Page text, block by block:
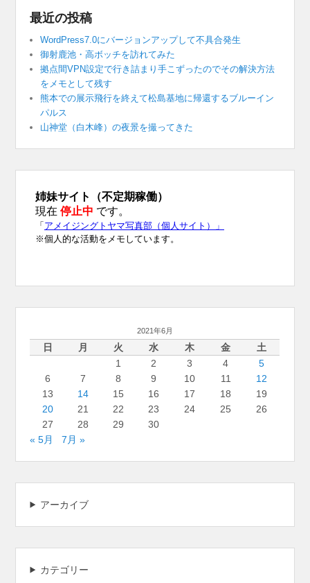
最近の投稿
WordPress7.0にバージョンアップして不具合発生
御射鹿池・高ボッチを訪れてみた
拠点間VPN設定で行き詰まり手こずったのでその解決方法
をメモとして残す
熊本での展示飛行を終えて松島基地に帰還するブルーイン
パルス
山神堂（白木峰）の夜景を撮ってきた
2021年6月
日 月 火 水 木 金
土
1
2 3 4
5
6
7 8 9 10 11
12
13
14 15 16 17 18
19
20
21 22 23 24 25
26
27
28 29
30
« 5月
7月 »
アーカイブ
カテゴリー